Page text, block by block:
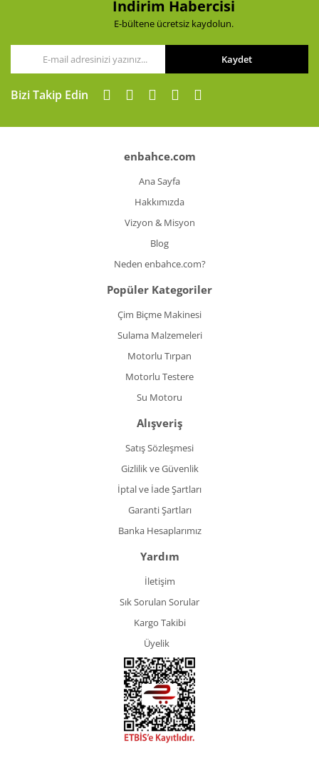
Gönder
İndirim Habercisi
E-bültene ücretsiz kaydolun.
Kaydet
Bizi Takip Edin
enbahce.com
Ana Sayfa
Hakkımızda
Vizyon & Misyon
Blog
Neden enbahce.com?
Popüler Kategoriler
Çim Biçme Makinesi
Sulama Malzemeleri
Motorlu Tırpan
Motorlu Testere
Su Motoru
Alışveriş
Satış Sözleşmesi
Gizlilik ve Güvenlik
İptal ve İade Şartları
Garanti Şartları
Banka Hesaplarımız
Yardım
İletişim
Sık Sorulan Sorular
Kargo Takibi
Üyelik